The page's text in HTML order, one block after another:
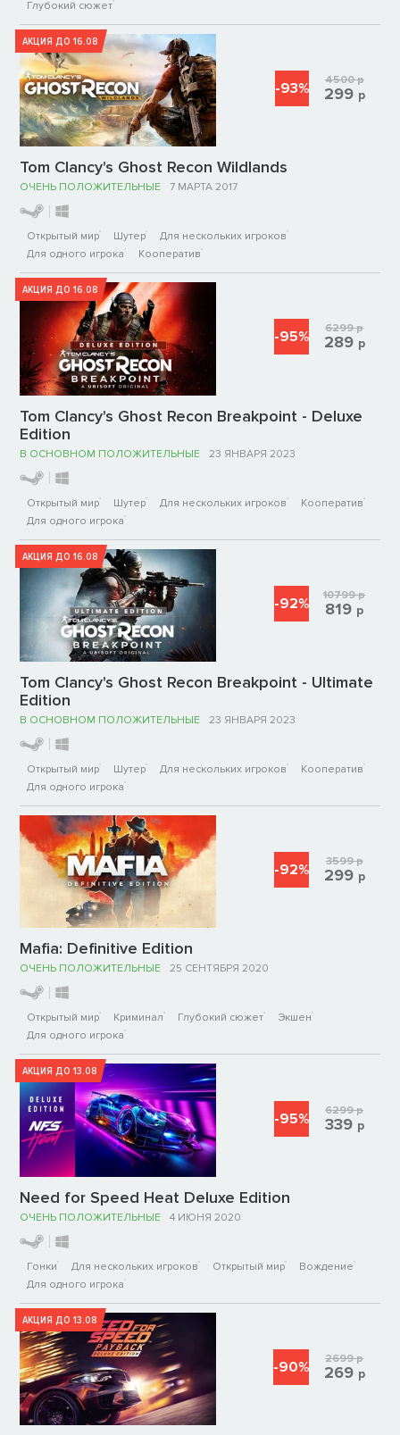
Глубокий сюжет
АКЦИЯ ДО 16.08
Tom Clancy's Ghost Recon Wildlands
ОЧЕНЬ ПОЛОЖИТЕЛЬНЫЕ 7 МАРТА 2017
Открытый мир Шутер
Для нескольких игроков
Для одного игрока
Кооператив
-93% 4500р
299 р
АКЦИЯ ДО 16.08
Tom Clancy's Ghost Recon Breakpoint - Deluxe
Edition
В ОСНОВНОМ ПОЛОЖИТЕЛЬНЫЕ 23 ЯНВАРЯ 2023
Открытый мир Шутер Для нескольких игроков
Кооператив
Для одного игрока
-95% 6299р
289 р
АКЦИЯ ДО 16.08
Tom Clancy's Ghost Recon Breakpoint - Ultimate
Edition
В ОСНОВНОМ ПОЛОЖИТЕЛЬНЫЕ 23 ЯНВАРЯ 2023
Открытый мир Шутер Для нескольких игроков
Кооператив
Для одного игрока
-92% 10799р
819 р
Mafia: Definitive Edition
ОЧЕНЬ ПОЛОЖИТЕЛЬНЫЕ 25 СЕНТЯБРЯ 2020
Открытый мир Криминал Глубокий сюжет
Экшен
Для одного игрока
-92% 3599р
299 р
АКЦИЯ ДО 13.08
Need for Speed Heat Deluxe Edition
ОЧЕНЬ ПОЛОЖИТЕЛЬНЫЕ 4 ИЮНЯ 2020
Гонки Для нескольких игроков Открытый мир
Вождение
Для одного игрока
-95% 6299р
339 р
АКЦИЯ ДО 13.08
-90% 2699р
269 р